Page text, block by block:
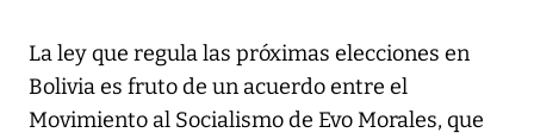
La ley que regula las próximas elecciones en
Bolivia es fruto de un acuerdo entre el
Movimiento al Socialismo de Evo Morales, que